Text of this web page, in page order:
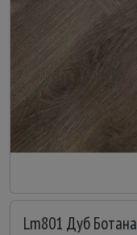
Lm801 Дуб Ботана